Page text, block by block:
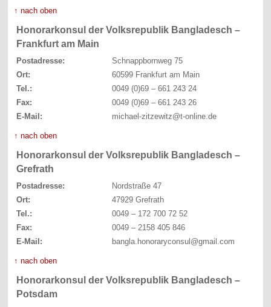
↑ nach oben
Honorarkonsul der Volksrepublik Bangladesch –
Frankfurt am Main
Postadresse:
Schnappbornweg 75
Ort:
60599 Frankfurt am Main
Tel.:
0049 (0)69 – 661 243 24
Fax:
0049 (0)69 – 661 243 26
E-Mail:
michael-zitzewitz@t-online.de
↑ nach oben
Honorarkonsul der Volksrepublik Bangladesch –
Grefrath
Postadresse:
Nordstraße 47
Ort:
47929 Grefrath
Tel.:
0049 – 172 700 72 52
Fax:
0049 – 2158 405 846
E-Mail:
bangla.honoraryconsul@gmail.com
↑ nach oben
Honorarkonsul der Volksrepublik Bangladesch –
Potsdam